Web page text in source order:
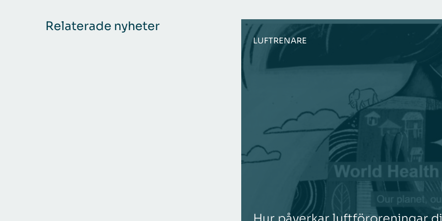
Relaterade nyheter
LUFTRENARE